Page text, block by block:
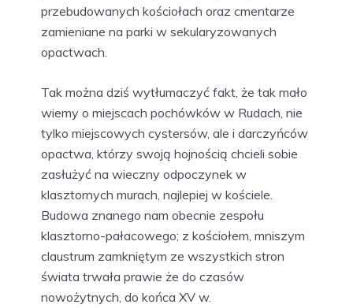
przebudowanych kościołach oraz cmentarze
zamieniane na parki w sekularyzowanych
opactwach.
Tak można dziś wytłumaczyć fakt, że tak mało
wiemy o miejscach pochówków w Rudach, nie
tylko miejscowych cystersów, ale i darczyńców
opactwa, którzy swoją hojnością chcieli sobie
zasłużyć na wieczny odpoczynek w
klasztornych murach, najlepiej w kościele.
Budowa znanego nam obecnie zespołu
klasztorno-pałacowego; z kościołem, mniszym
claustrum zamkniętym ze wszystkich stron
świata trwała prawie że do czasów
nowożytnych, do końca XV w.